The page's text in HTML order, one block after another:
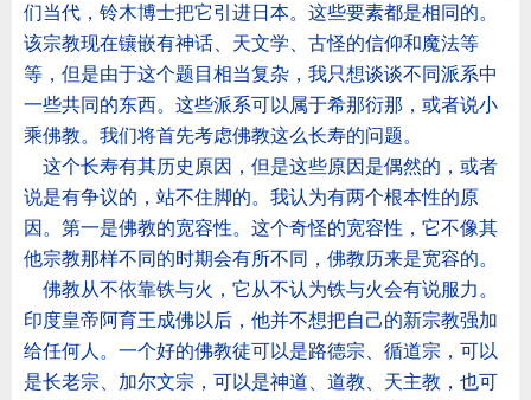
们当代，铃木博士把它引进日本。这些要素都是相同的。
该宗教现在镶嵌有神话、天文学、古怪的信仰和魔法等
等，但是由于这个题目相当复杂，我只想谈谈不同派系中
一些共同的东西。这些派系可以属于希那衍那，或者说小
乘佛教。我们将首先考虑佛教这么长寿的问题。
这个长寿有其历史原因，但是这些原因是偶然的，或者
说是有争议的，站不住脚的。我认为有两个根本性的原
因。第一是佛教的宽容性。这个奇怪的宽容性，它不像其
他宗教那样不同的时期会有所不同，佛教历来是宽容的。
佛教从不依靠铁与火，它从不认为铁与火会有说服力。
印度皇帝阿育王成佛以后，他并不想把自己的新宗教强加
给任何人。一个好的佛教徒可以是路德宗、循道宗，可以
是长老宗、加尔文宗，可以是神道、道教、天主教，也可